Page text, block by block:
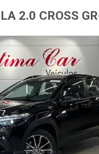
2.0 CROSS